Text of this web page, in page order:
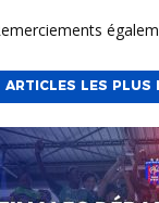
Remerciements
ARTICLES LES PLUS